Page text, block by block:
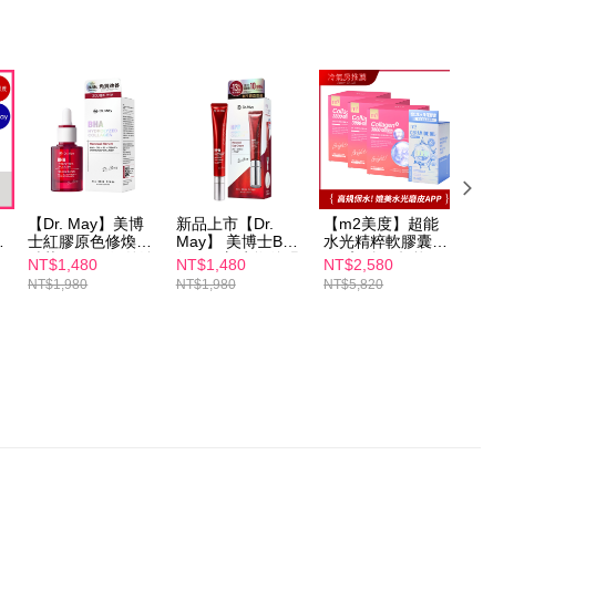
Jumlah yang diperakui untuk pengguna kali pertama yang lulus
kelulusan boleh sehingga NT$10,000. Jika pengguna tidak membuat
pembayaran dalam tempoh tersebut, yuran pembayaran lewat sebanyak
20% setahun akan dikenakan. Pengguna bawah umur dikehendaki
mendapatkan kebenaran daripada ibu bapa atau penjaga yang sah
untuk menggunakan AFTEE.
Sila hubungi NP Taiwan Inc. dics_tw@netprotections.co.jpjika anda
mempunyai sebarang kebimbangan mengenai pemprosesan dan
penggunaan pada data peribadi. Jika anda tidak bersetuju dengan data
peribadi yang disenaraikan seperti di atas akan dikumpul dan
海外配送 Kadar Penghantaran
海外配送(澳門) Kadar Penghantaran
海外配送(馬來西亞) Kadar Penghantaran
Kadar Penghantaran
【Dr. May】美博
士紅膠原色修煥膚
精華(30ml) 紅外泌
膠原精華
NT$1,480
NT$1,980
新品上市【Dr.
May】 美博士B12
紅膠原新生撫紋眼
霜(20ml) 紅外泌紅
熨斗眼霜
NT$1,480
NT$1,980
【m2美度】超能
水光精粹軟膠囊
(24入/盒)+超能膠
原水光飲(8入/
盒)x3
NT$2,580
NT$5,820